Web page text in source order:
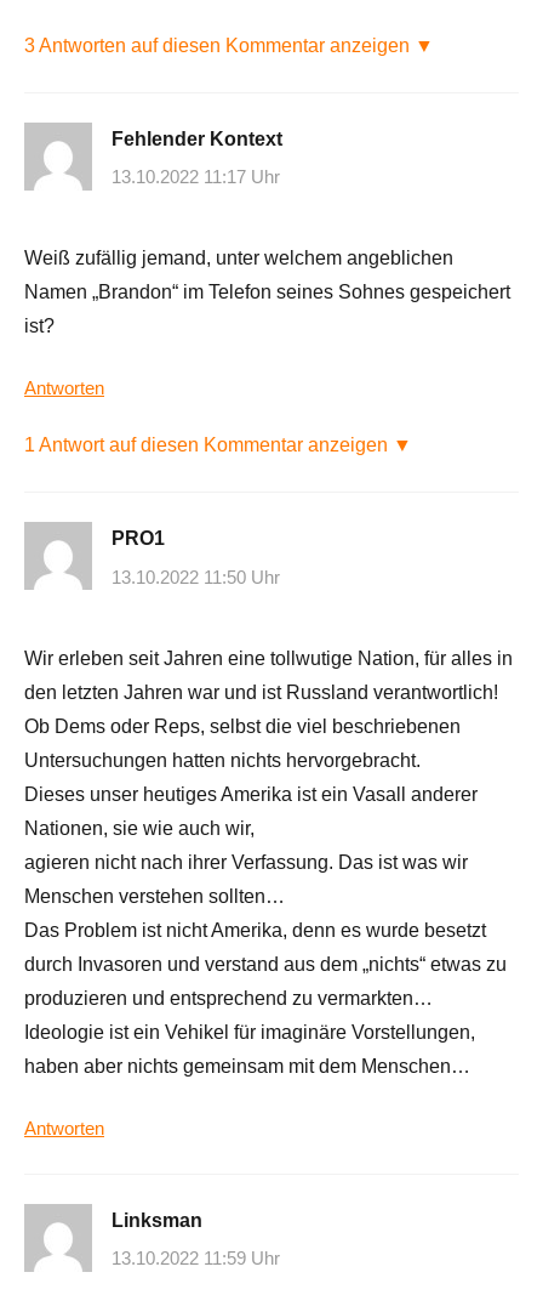
3 Antworten auf diesen Kommentar anzeigen ▼
Fehlender Kontext
13.10.2022 11:17 Uhr
Weiß zufällig jemand, unter welchem angeblichen
Namen „Brandon“ im Telefon seines Sohnes gespeichert
ist?
Antworten
1 Antwort auf diesen Kommentar anzeigen ▼
PRO1
13.10.2022 11:50 Uhr
Wir erleben seit Jahren eine tollwutige Nation, für alles in
den letzten Jahren war und ist Russland verantwortlich!
Ob Dems oder Reps, selbst die viel beschriebenen
Untersuchungen hatten nichts hervorgebracht.
Dieses unser heutiges Amerika ist ein Vasall anderer
Nationen, sie wie auch wir,
agieren nicht nach ihrer Verfassung. Das ist was wir
Menschen verstehen sollten…
Das Problem ist nicht Amerika, denn es wurde besetzt
durch Invasoren und verstand aus dem „nichts“ etwas zu
produzieren und entsprechend zu vermarkten…
Ideologie ist ein Vehikel für imaginäre Vorstellungen,
haben aber nichts gemeinsam mit dem Menschen…
Antworten
Linksman
13.10.2022 11:59 Uhr